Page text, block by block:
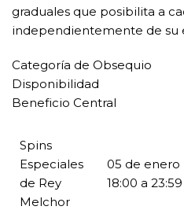
graduales que posibilita a
independientemente de su
Categoría de Obsequio
Disponibilidad
Beneficio Central
Spins
Especiales
de Rey
Melchor
05 de enero
18:00 a 23:59